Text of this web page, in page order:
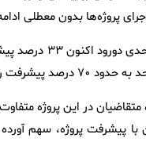
پروژه‌ها بدون معطلی
وی اضافه کرد: پروژه ۶۴۸
متقاضیان در این پروژه
پیشرفت پروژه، سهم